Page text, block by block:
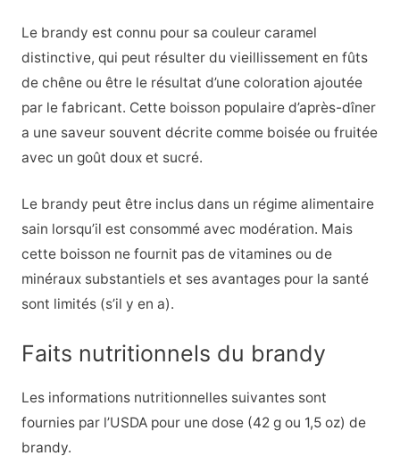
Le brandy est connu pour sa couleur caramel
distinctive, qui peut résulter du vieillissement en fûts
de chêne ou être le résultat d’une coloration ajoutée
par le fabricant. Cette boisson populaire d’après-dîner
a une saveur souvent décrite comme boisée ou fruitée
avec un goût doux et sucré.
Le brandy peut être inclus dans un régime alimentaire
sain lorsqu’il est consommé avec modération. Mais
cette boisson ne fournit pas de vitamines ou de
minéraux substantiels et ses avantages pour la santé
sont limités (s’il y en a).
Faits nutritionnels du brandy
Les informations nutritionnelles suivantes sont
fournies par l’USDA pour une dose (42 g ou 1,5 oz) de
brandy.